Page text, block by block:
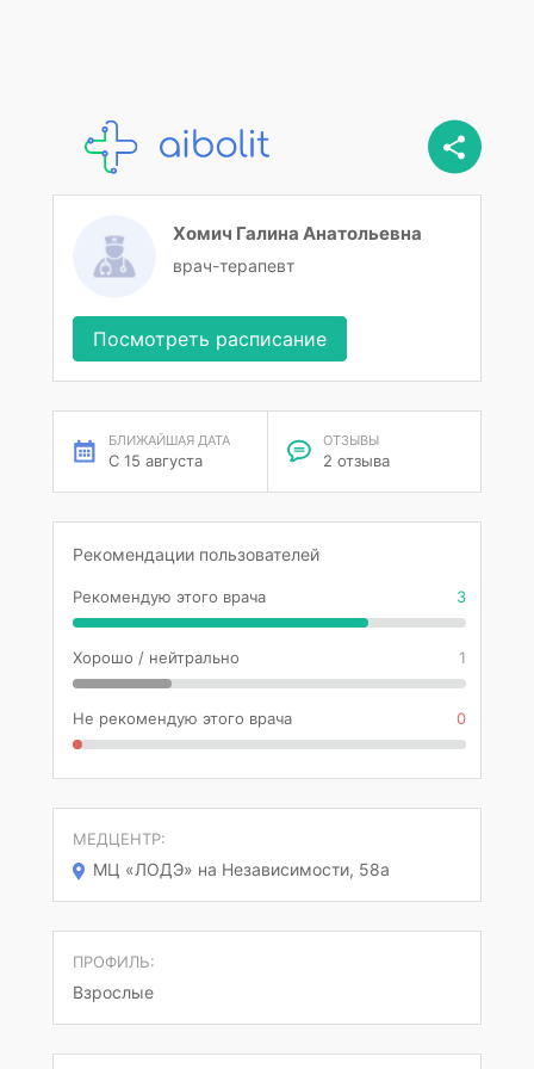
Хомич Галина Анатольевна
врач-терапевт
Посмотреть расписание
БЛИЖАЙШАЯ ДАТА
С 15 августа
ОТЗЫВЫ
2 отзыва
Рекомендации пользователей
Рекомендую этого врача 3
Хорошо / нейтрально 1
Не рекомендую этого врача 0
МЕДЦЕНТР:
МЦ «ЛОДЭ» на Независимости, 58а
ПРОФИЛЬ:
Взрослые